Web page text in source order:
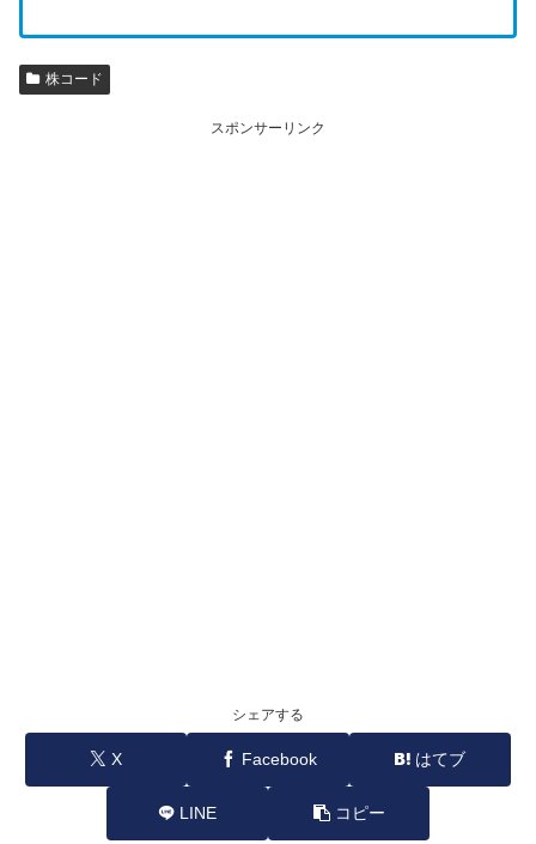
株コード
スポンサーリンク
シェアする
X Facebook はてブ
LINE コピー